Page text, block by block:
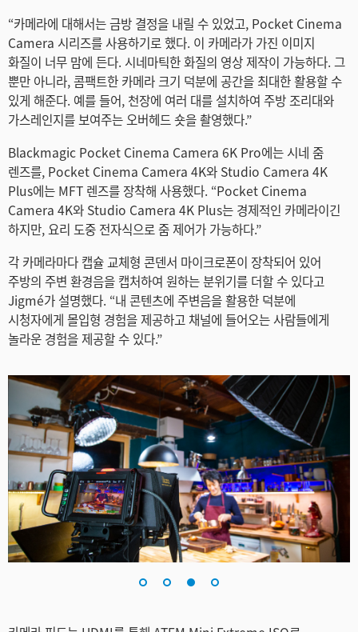
United Kingdom
United States
“카메라에 대해서는 금방 결정을 내릴 수 있었고, Pocket Cinema
Camera 시리즈를 사용하기로 했다. 이 카메라가 가진 이미지
화질이 너무 맘에 든다. 시네마틱한 화질의 영상 제작이 가능하다. 그
뿐만 아니라, 콤팩트한 카메라 크기 덕분에 공간을 최대한 활용할 수
있게 해준다. 예를 들어, 천장에 여러 대를 설치하여 주방 조리대와
가스레인지를 보여주는 오버헤드 숏을 촬영했다.”
Blackmagic Pocket Cinema Camera 6K Pro에는 시네 줌
렌즈를, Pocket Cinema Camera 4K와 Studio Camera 4K
Plus에는 MFT 렌즈를 장착해 사용했다. “Pocket Cinema
Camera 4K와 Studio Camera 4K Plus는 경제적인 카메라이긴
하지만, 요리 도중 전자식으로 줌 제어가 가능하다.”
각 카메라마다 캡슐 교체형 콘덴서 마이크로폰이 장착되어 있어
주방의 주변 환경음을 캡처하여 원하는 분위기를 더할 수 있다고
Jigmé가 설명했다. “내 콘텐츠에 주변음을 활용한 덕분에
시청자에게 몰입형 경험을 제공하고 채널에 들어오는 사람들에게
놀라운 경험을 제공할 수 있다.”